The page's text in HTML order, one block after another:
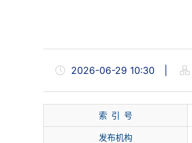
2026-06-29 10:30
索 引 号
发布机构